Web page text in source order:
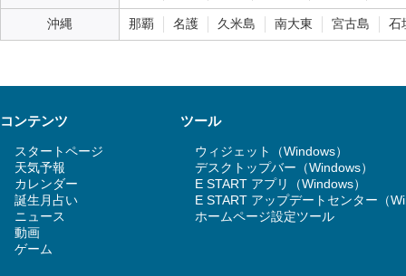
沖縄 那覇 名護 久米島 南大東 宮古島 石
コンテンツ
スタートページ
天気予報
カレンダー
誕生月占い
ニュース
動画
ゲーム
ツール
ウィジェット（Windows）
デスクトップバー（Windows）
E START アプリ（Windows）
E START アップデートセンター（
ホームページ設定ツール